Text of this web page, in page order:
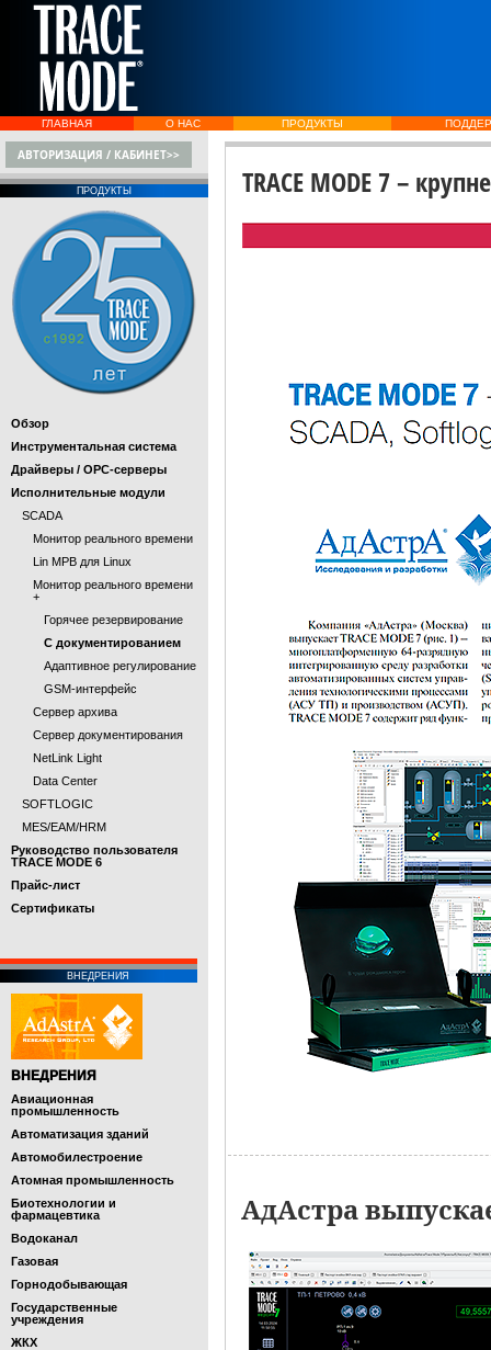
ГЛАВНАЯ О НАС ПРОДУКТЫ
АВТОРИЗАЦИЯ / КАБИНЕТ>>
ПРОДУКТЫ
Обзор
Инструментальная система
Драйверы / OPC-серверы
Исполнительные модули
SCADA
Монитор реального времени
Lin МРВ для Linux
Монитор реального времени
+
Горячее резервирование
С документированием
Адаптивное регулирование
GSM-интерфейс
Сервер архива
Сервер документирования
NetLink Light
Data Center
SOFTLOGIC
MES/EAM/HRM
Руководство пользователя
TRACE MODE 6
Прайс-лист
Cертификаты
ВНЕДРЕНИЯ
ВНЕДРЕНИЯ
Авиационная
промышленность
Автоматизация зданий
Автомобилестроение
Атомная промышленность
Биотехнологии и
фармацевтика
Водоканал
Газовая
Горнодобывающая
Государственные
учреждения
ЖКХ
TRACE MODE 7 –
АдАстра